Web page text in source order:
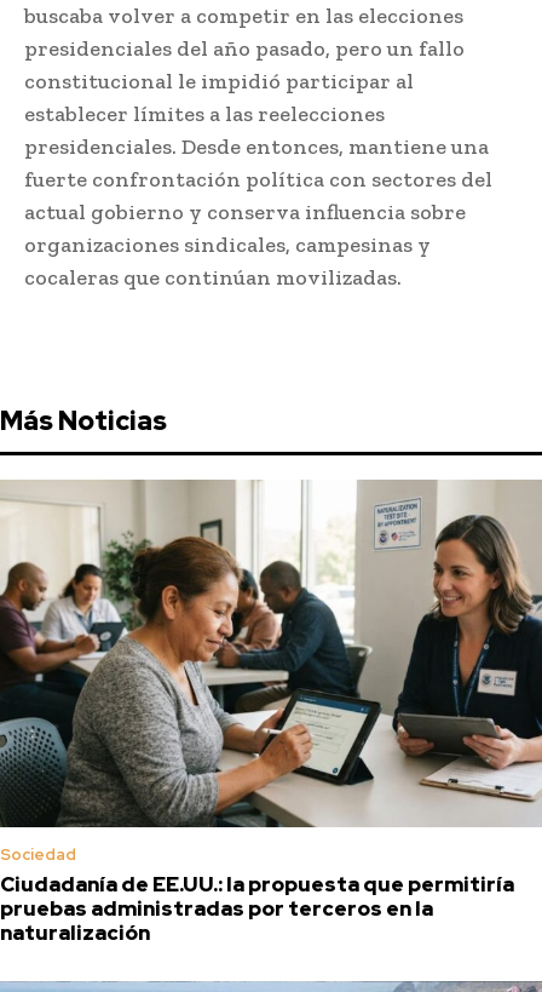
buscaba volver a competir en las elecciones
presidenciales del año pasado, pero un fallo
constitucional le impidió participar al
establecer límites a las reelecciones
presidenciales. Desde entonces, mantiene una
fuerte confrontación política con sectores del
actual gobierno y conserva influencia sobre
organizaciones sindicales, campesinas y
cocaleras que continúan movilizadas.
Más Noticias
Sociedad
Ciudadanía de EE.UU.: la propuesta que permitiría
pruebas administradas por terceros en la
naturalización